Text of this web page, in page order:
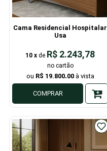
Cama Residencial Hospitalar
Usa
10 x de R$ 2.243,78
R$ 19.800,00
COMPRAR